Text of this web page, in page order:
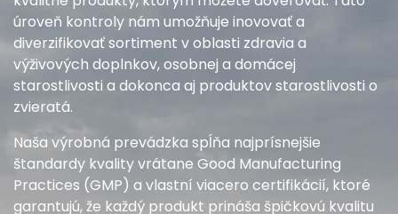
úroveň kontroly nám umožňuje inovovať a
diverzifikovať sortiment v oblasti zdravia a
výživových doplnkov, osobnej a domácej
starostlivosti a dokonca aj produktov starostlivosti o
zvieratá.
Naša výrobná prevádzka spĺňa najprísnejšie
štandardy kvality vrátane Good Manufacturing
Practices (GMP) a vlastní viacero certifikácií, ktoré
garantujú, že každý produkt prináša špičkovú kvalitu